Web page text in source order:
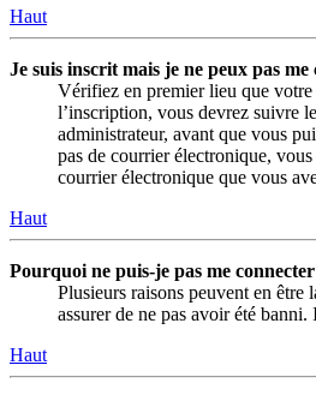
Haut
Je suis inscrit mais je ne peux pas me
Vérifiez en premier lieu que votre
l’inscription, vous devrez suivre
administrateur, avant que vous
pas de courrier électronique,
courrier électronique que vous
Haut
Pourquoi ne puis-je pas me
Plusieurs raisons peuvent en être
assurer de ne pas avoir été
Haut